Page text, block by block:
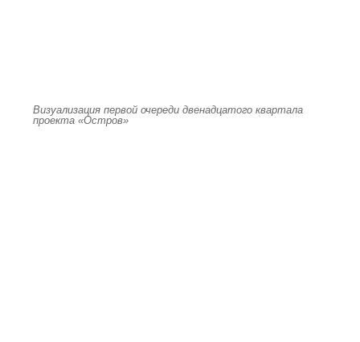
Визуализация первой очереди двенадцатого квартала
проекта «Остров»